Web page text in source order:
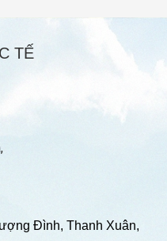
TẾ
Đình, Thanh Xuân,